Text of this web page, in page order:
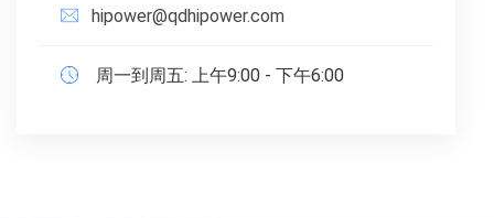
hipower@qdhipower.com
周一到周五: 上午9:00 - 下午6:00